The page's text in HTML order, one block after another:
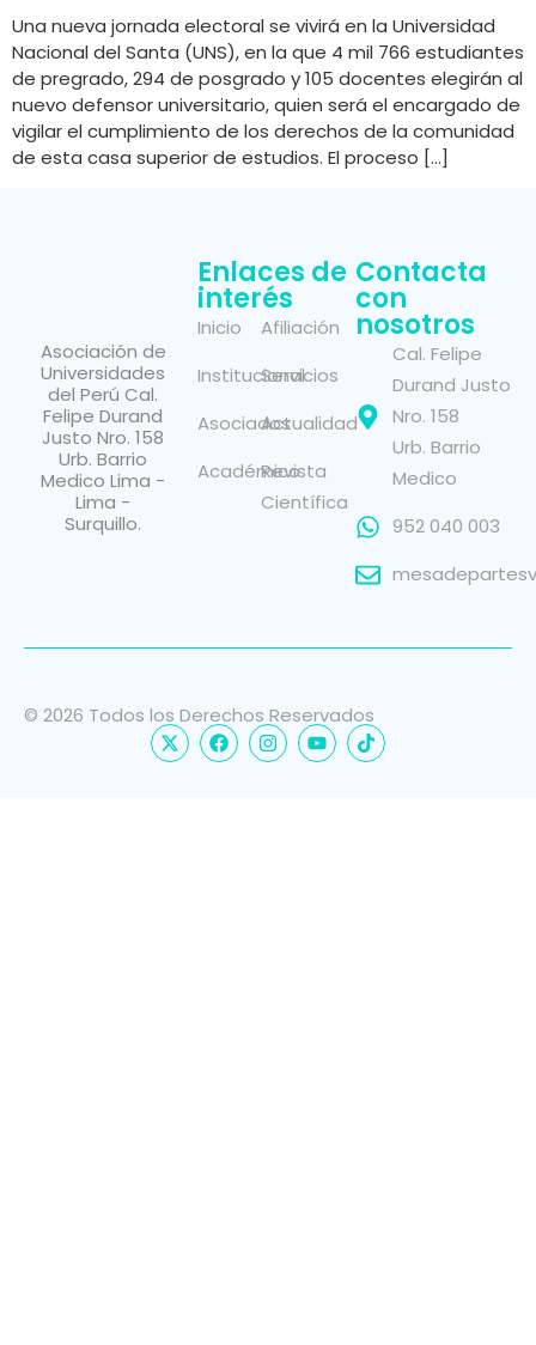
Una nueva jornada electoral se vivirá en la Universidad
Nacional del Santa (UNS), en la que 4 mil 766 estudiantes
de pregrado, 294 de posgrado y 105 docentes elegirán al
nuevo defensor universitario, quien será el encargado de
vigilar el cumplimiento de los derechos de la comunidad
de esta casa superior de estudios. El proceso […]
Asociación de
Universidades
del Perú Cal.
Felipe Durand
Justo Nro. 158
Urb. Barrio
Medico Lima -
Lima -
Surquillo.
Enlaces de
interés
Inicio
Institucional
Asociados
Académico
Afiliación
Servicios
Actualidad
Revista
Científica
Contacta
con
nosotros
Cal. Felipe
Durand Justo
Nro. 158
Urb. Barrio
Medico
952 040 003
© 2026 Todos los Derechos Reservados